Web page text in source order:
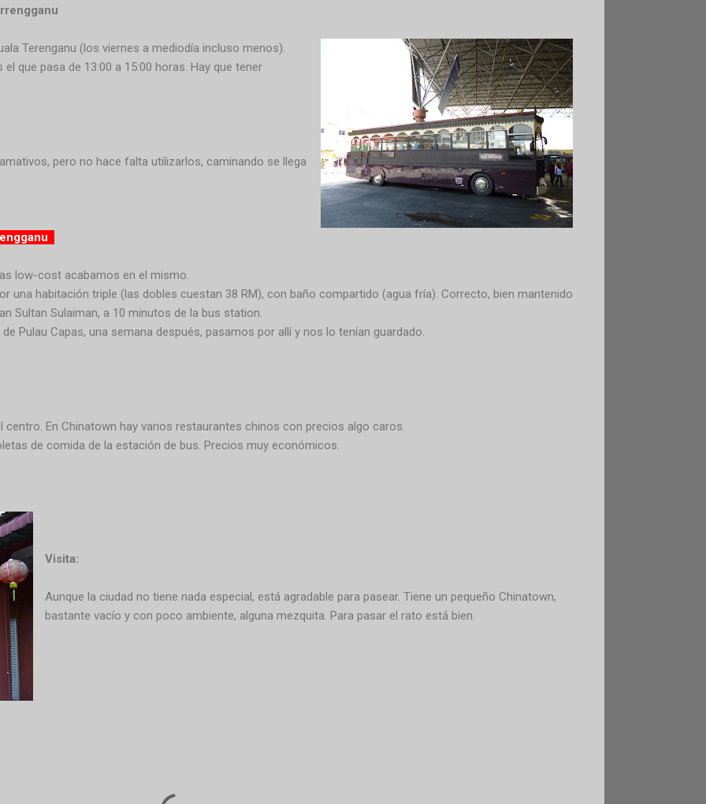
Terenganu (los viernes a mediodía incluso menos).
que pasa de 13:00 a 15:00 horas. Hay que tener
pero no hace falta utilizarlos, caminando se llega
low-cost acabamos en el mismo.
una habitación triple (las dobles cuestan 38 RM), con baño compartido (agua fría). Correcto, bien mantenido
Sultan Sulaiman, a 10 minutos de la bus station.
Pulau Capas, una semana después, pasamos por allí y nos lo tenían guardado.
En Chinatown hay varios restaurantes chinos con precios algo caros.
de comida de la estación de bus. Precios muy económicos.
Visita:
Aunque la ciudad no tiene nada especial, está agradable para pasear. Tiene un pequeño Chinatown,
bastante vacío y con poco ambiente, alguna mezquita. Para pasar el rato está bien.